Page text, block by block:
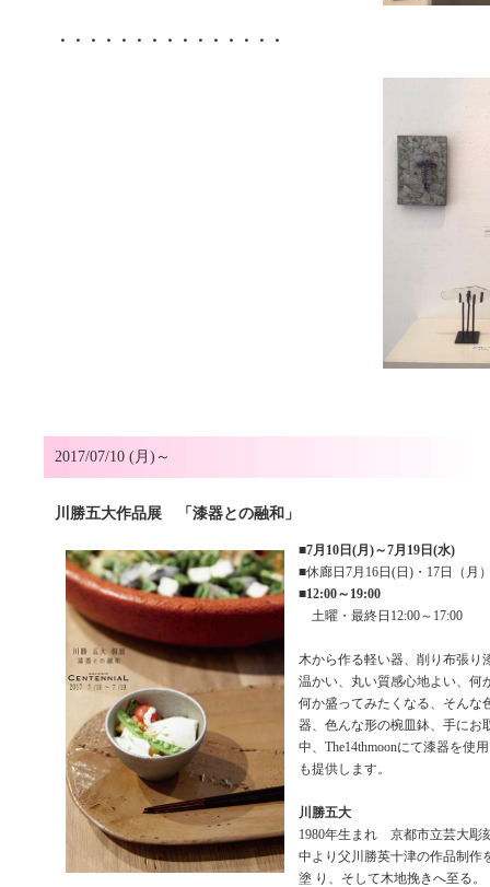
・・・・・・・・・・・・・・・
2017/07/10 (月)～
川勝五大作品展 「漆器との融和」
■7月10日(月)～7月19日(水)
■休廊日7月16日(日)・17日（月
■12:00～19:00
土曜・最終日12:00～17:00
木から作る軽い器、削り布張り
温かい、丸い質感心地よい、何
何か盛ってみたくなる、そんな
器、色んな形の椀皿鉢、手にお
中、The14thmoonにて漆器を使
も提供します。
川勝五大
1980年生まれ 京都市立芸大
中より父川勝英十津の作品制作
塗 り、そして木地挽きへ至る